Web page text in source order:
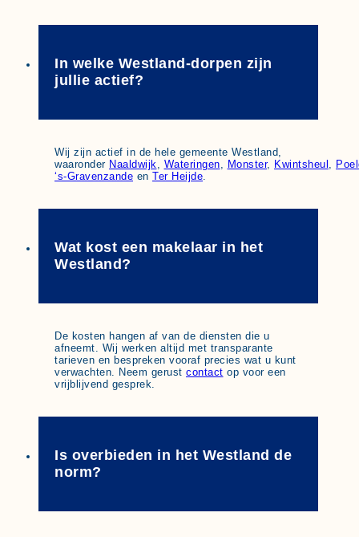
In welke Westland-dorpen zijn
jullie actief?
Wij zijn actief in de hele gemeente Westland,
waaronder Naaldwijk, Wateringen, Monster, Kwintsheul ,
‘s-Gravenzande en Ter Heijde.
Wat kost een makelaar in het
Westland?
De kosten hangen af van de diensten die u
afneemt. Wij werken altijd met transparante
tarieven en bespreken vooraf precies wat u kunt
verwachten. Neem gerust contact op voor een
vrijblijvend gesprek.
Is overbieden in het Westland de
norm?